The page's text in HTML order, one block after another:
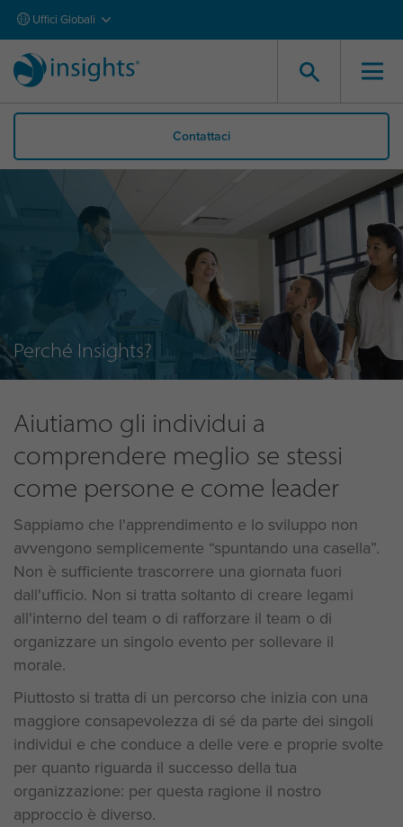
Uffici Globali
Contattaci
Perché Insights?
Aiutiamo gli individui a
comprendere meglio se stessi
come persone e come leader
Sappiamo che l'apprendimento e lo sviluppo non
avvengono semplicemente “spuntando una casella”.
Non è sufficiente trascorrere una giornata fuori
dall'ufficio. Non si tratta soltanto di creare legami
all'interno del team o di rafforzare il team o di
organizzare un singolo evento per sollevare il
morale.
Piuttosto si tratta di un percorso che inizia con una
maggiore consapevolezza di sé da parte dei singoli
individui e che conduce a delle vere e proprie svolte
per quanto riguarda il successo della tua
organizzazione: per questa ragione il nostro
approccio è diverso.